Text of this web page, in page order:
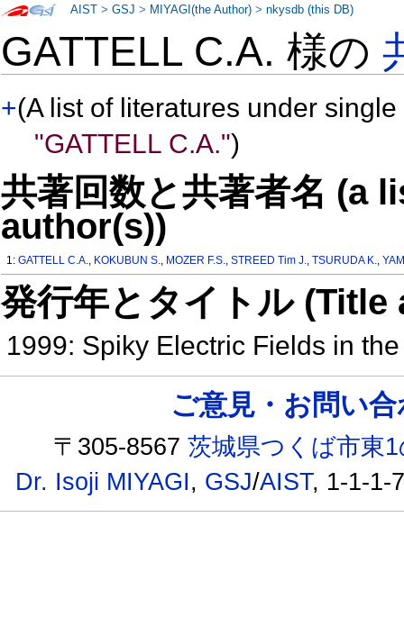
GATTELL C.A. 様の
+(A list of literatures under
"GATTELL C.A.")
共著回数と共著者名 (a
author(s))
1:GATTELL C.A., KOKUBUN S., MOZER F.S.,STREED Tim J.,TSURUDA K.,
発行年とタイトル
1999: Spiky Electric Fields in
AIST >GSJ > MIYAGI(the Author) >nkysdb (this DB)
ご意見・お問い
〒305-8567茨城県つくば市東
Dr. Isoji MIYAGI, GSJ/AIST, 1-1-1-